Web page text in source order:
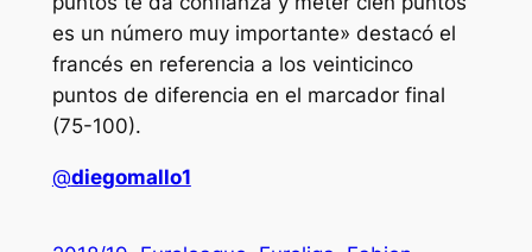
es un número muy importante» destacó el
francés en referencia a los veinticinco
puntos de diferencia en el marcador final
(75-100).
@diegomallo1